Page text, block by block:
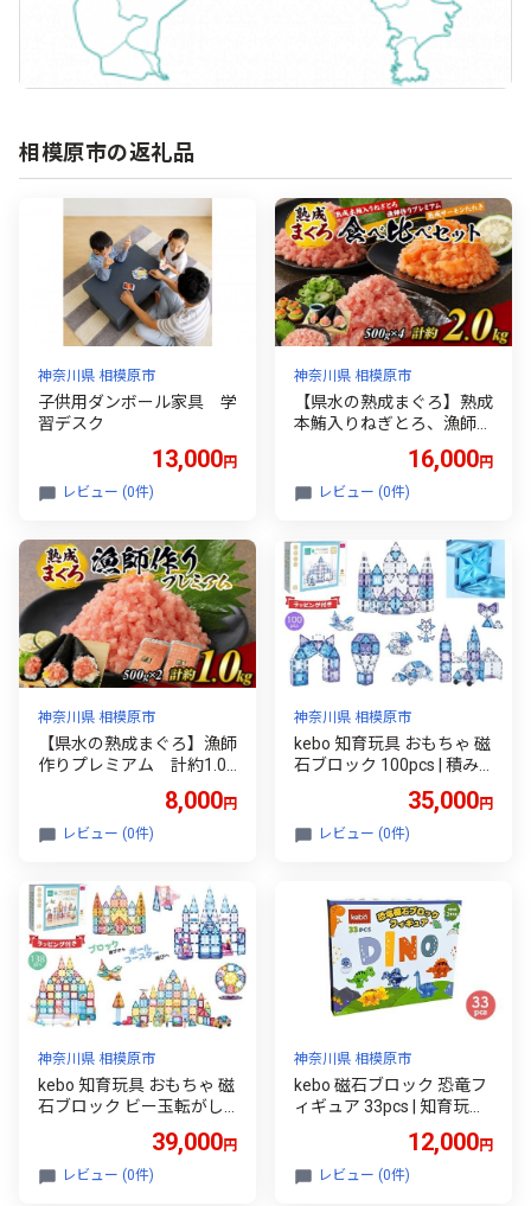
相模原市の返礼品
神奈川県 相模原市
子供用ダンボール家具 学
習デスク
13,000円
レビュー (0件)
神奈川県 相模原市
【県水の熟成まぐろ】熟成
本鮪入りねぎとろ、漁師作
ンたたき、食べ比べセッ
ト 計約2.0Kg｜ ねぎとろ
鮪 まぐろ 脂 たたき まぐろ
司 すし 海鮮 小分け 海鮮丼
手巻き寿司 神奈川 相模原
※北海道・沖縄・離島への
配送不可
16,000円
レビュー (0件)
神奈川県 相模原市
【県水の熟成まぐろ】漁師
作りプレミアム 計約1.0k
たたき まぐろのたたき メ
バチ キハダ 寿司 すし 海鮮
小分け 海鮮丼 手巻き寿司
沖縄・離島への配送不可
8,000円
レビュー (0件)
神奈川県 相模原市
kebo 知育玩具 おもちゃ 磁
石ブロック 100pcs | 積み
6歳 お誕生日 女の子 男の
子 入学 入園 お祝い マグネ
ット ブロック 星煌/アナ雪
35,000円
レビュー (0件)
神奈川県 相模原市
kebo 知育玩具 おもちゃ 磁
石ブロック ビー玉転がし 1
スター 立体パズル マグネ
ットブロック リニューア
ル新登場 観覧車 スロープ
39,000円
レビュー (0件)
神奈川県 相模原市
kebo 磁石ブロック 恐竜フ
ィギュア 33pcs | 知育玩具
パズル 入学 入園 女の子 男
の子 子供 3歳 4歳 5歳 6歳
お誕生日 マグネット ブロ
12,000円
レビュー (0件)